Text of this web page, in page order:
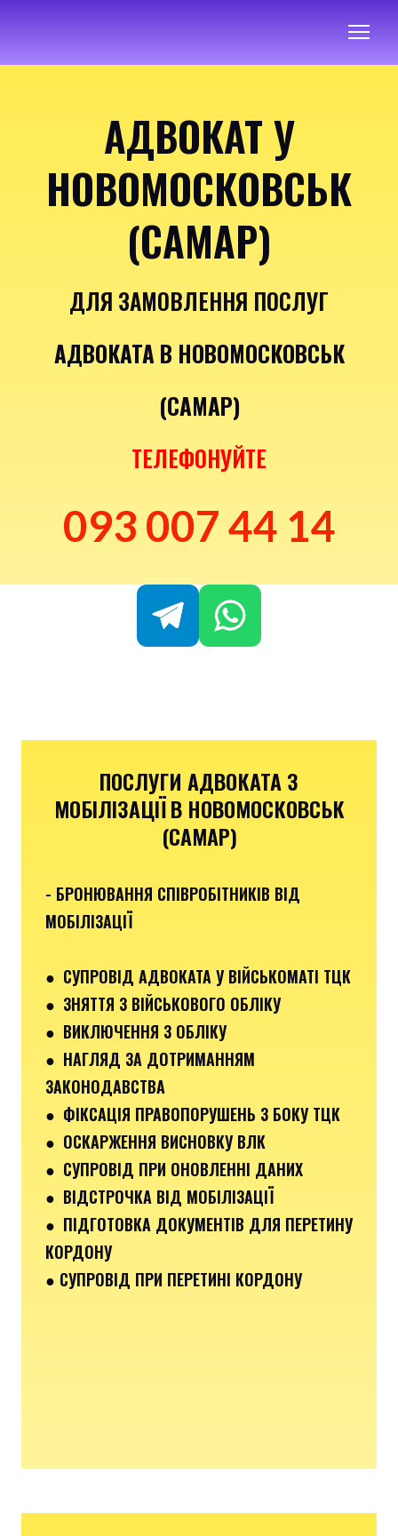
АДВОКАТ У
НОВОМОСКОВСЬК
(САМАР)
ДЛЯ ЗАМОВЛЕННЯ ПОСЛУГ
АДВОКАТА В НОВОМОСКОВСЬК
(САМАР)
ТЕЛЕФОНУЙТЕ
093 007 44 14
ПОСЛУГИ АДВОКАТА З
МОБІЛІЗАЦІЇ В НОВОМОСКОВСЬК
(САМАР)
- БРОНЮВАННЯ СПІВРОБІТНИКІВ ВІД
МОБІЛІЗАЦІЇ
● СУПРОВІД АДВОКАТА У ВІЙСЬКОМАТІ ТЦК
● ЗНЯТТЯ З ВІЙСЬКОВОГО ОБЛІКУ
● ВИКЛЮЧЕННЯ З ОБЛІКУ
● НАГЛЯД ЗА ДОТРИМАННЯМ
ЗАКОНОДАВСТВА
● ФІКСАЦІЯ ПРАВОПОРУШЕНЬ З БОКУ ТЦК
● ОСКАРЖЕННЯ ВИСНОВКУ ВЛК
● СУПРОВІД ПРИ ОНОВЛЕННІ ДАНИХ
● ВІДСТРОЧКА ВІД МОБІЛІЗАЦІЇ
● ПІДГОТОВКА ДОКУМЕНТІВ ДЛЯ ПЕРЕТИНУ
КОРДОНУ
● СУПРОВІД ПРИ ПЕРЕТИНІ КОРДОНУ